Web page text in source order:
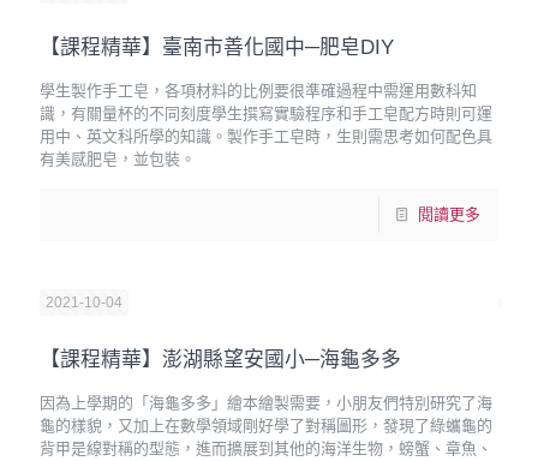
【課程精華】臺南市善化國中─肥皂DIY
學生製作手工皂，各項材料的比例要很準確過程中需運用數科知
識，有關量杯的不同刻度學生撰寫實驗程序和手工皂配方時則可運
用中、英文科所學的知識。製作手工皂時，生則需思考如何配色具
有美感肥皂，並包裝。
閱讀更多
2021-10-04
【課程精華】澎湖縣望安國小─海龜多多
因為上學期的「海龜多多」繪本繪製需要，小朋友們特別研究了海
龜的樣貌，又加上在數學領域剛好學了對稱圖形，發現了綠蠵龜的
背甲是線對稱的型態，進而擴展到其他的海洋生物，螃蟹、章魚、